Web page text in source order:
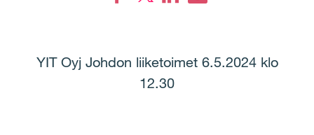
YIT Oyj Johdon liiketoimet 6.5.2024 klo
12.30